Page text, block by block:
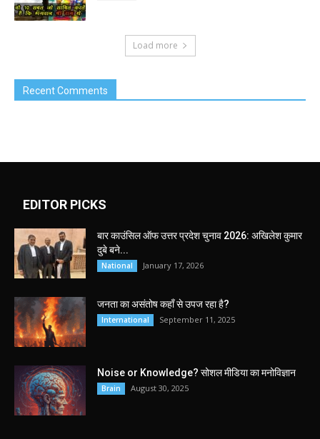
Load more
Recent Comments
EDITOR PICKS
बार काउंसिल ऑफ उत्तर प्रदेश चुनाव 2026: अखिलेश कुमार
दुबे बने...
National January 17, 2026
जनता का असंतोष कहाँ से उपज रहा है?
International September 11, 2025
Noise or Knowledge? सोशल मीडिया का मनोविज्ञान
Brain August 30, 2025